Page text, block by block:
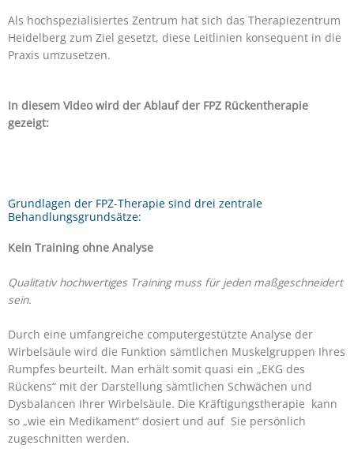
Als hochspezialisiertes Zentrum hat sich das Therapiezentrum
Heidelberg zum Ziel gesetzt, diese Leitlinien konsequent in die
Praxis umzusetzen.
In diesem Video wird der Ablauf der FPZ Rückentherapie
gezeigt:
Grundlagen der FPZ-Therapie sind drei zentrale
Behandlungsgrundsätze:
Kein Training ohne Analyse
Qualitativ hochwertiges Training muss für jeden maßgeschneidert
sein.
Durch eine umfangreiche computergestützte Analyse der
Wirbelsäule wird die Funktion sämtlichen Muskelgruppen Ihres
Rumpfes beurteilt. Man erhält somit quasi ein „EKG des
Rückens“ mit der Darstellung sämtlichen Schwächen und
Dysbalancen Ihrer Wirbelsäule. Die Kräftigungstherapie kann
so „wie ein Medikament“ dosiert und auf Sie persönlich
zugeschnitten werden.